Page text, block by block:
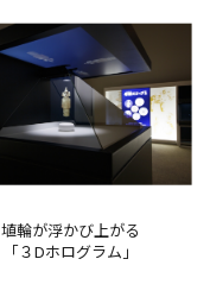
埴輪が浮かび上がる
「３Dホログラム」